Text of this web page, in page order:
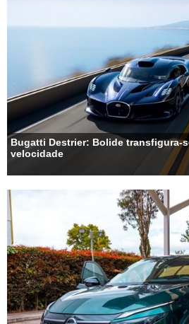
Bugatti Destrier: Bolide transfigura-
velocidade